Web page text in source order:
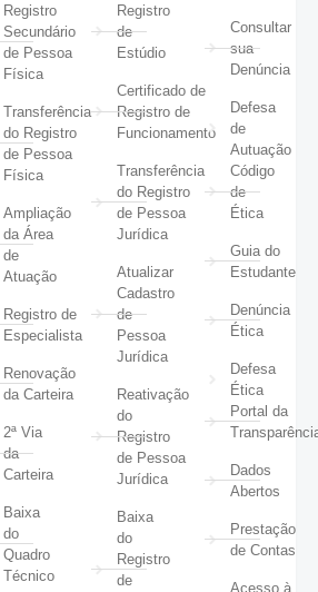
Registro
Secundário
de Pessoa
Física
Transferência
do Registro
de Pessoa
Física
Ampliação
da Área
de
Atuação
Registro de
Especialista
Renovação
da Carteira
2ª Via
da
Carteira
Baixa
do
Quadro
Técnico
Registro
de
Estúdio
Certificado de
Registro de
Funcionamento
Transferência
do Registro
de Pessoa
Jurídica
Atualizar
Cadastro
de
Pessoa
Jurídica
Reativação
do
Registro
de Pessoa
Jurídica
Baixa
do
Registro
de
Consultar
sua
Denúncia
Defesa
de
Autuação
Código
de
Ética
Guia do
Estudante
Denúncia
Ética
Defesa
Ética
Portal da
Dados
Abertos
Prestação
de Contas
Acesso à